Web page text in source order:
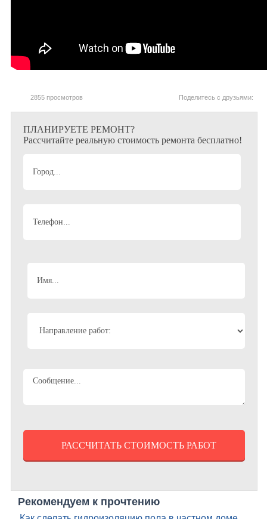
Поделитесь с друзьями:
2855 просмотров
ПЛАНИРУЕТЕ РЕМОНТ?
Рассчитайте реальную стоимость ремонта бесплатно!
Рекомендуем к прочтению